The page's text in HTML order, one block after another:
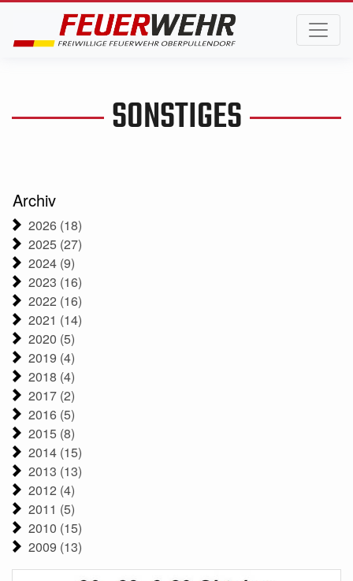
SONSTIGES
Archiv
2026 (18)
2025 (27)
2024 (9)
2023 (16)
2022 (16)
2021 (14)
2020 (5)
2019 (4)
2018 (4)
2017 (2)
2016 (5)
2015 (8)
2014 (15)
2013 (13)
2012 (4)
2011 (5)
2010 (15)
2009 (13)